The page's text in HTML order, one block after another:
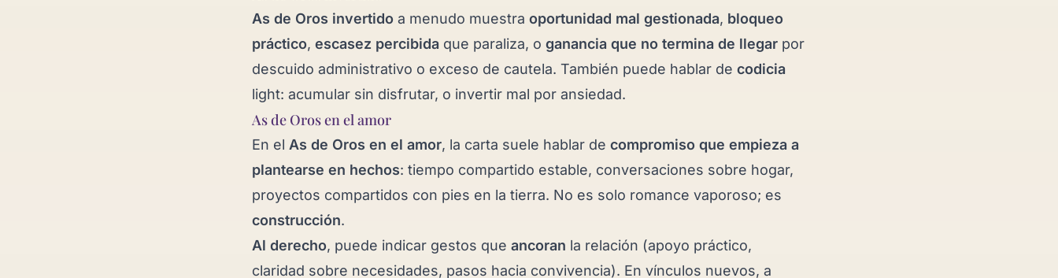
As de Oros invertido a menudo muestra oportunidad mal gestionada, bloqueo
práctico, escasez percibida que paraliza, o ganancia que no termina de llegar por
descuido administrativo o exceso de cautela. También puede hablar de codicia
light: acumular sin disfrutar, o invertir mal por ansiedad.
As de Oros en el amor
En el As de Oros en el amor, la carta suele hablar de compromiso que empieza a
plantearse en hechos: tiempo compartido estable, conversaciones sobre hogar,
proyectos compartidos con pies en la tierra. No es solo romance vaporoso; es
construcción.
Al derecho, puede indicar gestos que ancoran la relación (apoyo práctico,
claridad sobre necesidades, pasos hacia convivencia). En vínculos nuevos, a